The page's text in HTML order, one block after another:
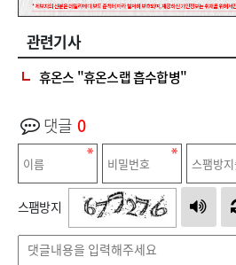
관련기사
휴온스 "휴온스랩 흡수합병"
댓글 0
스팸방지